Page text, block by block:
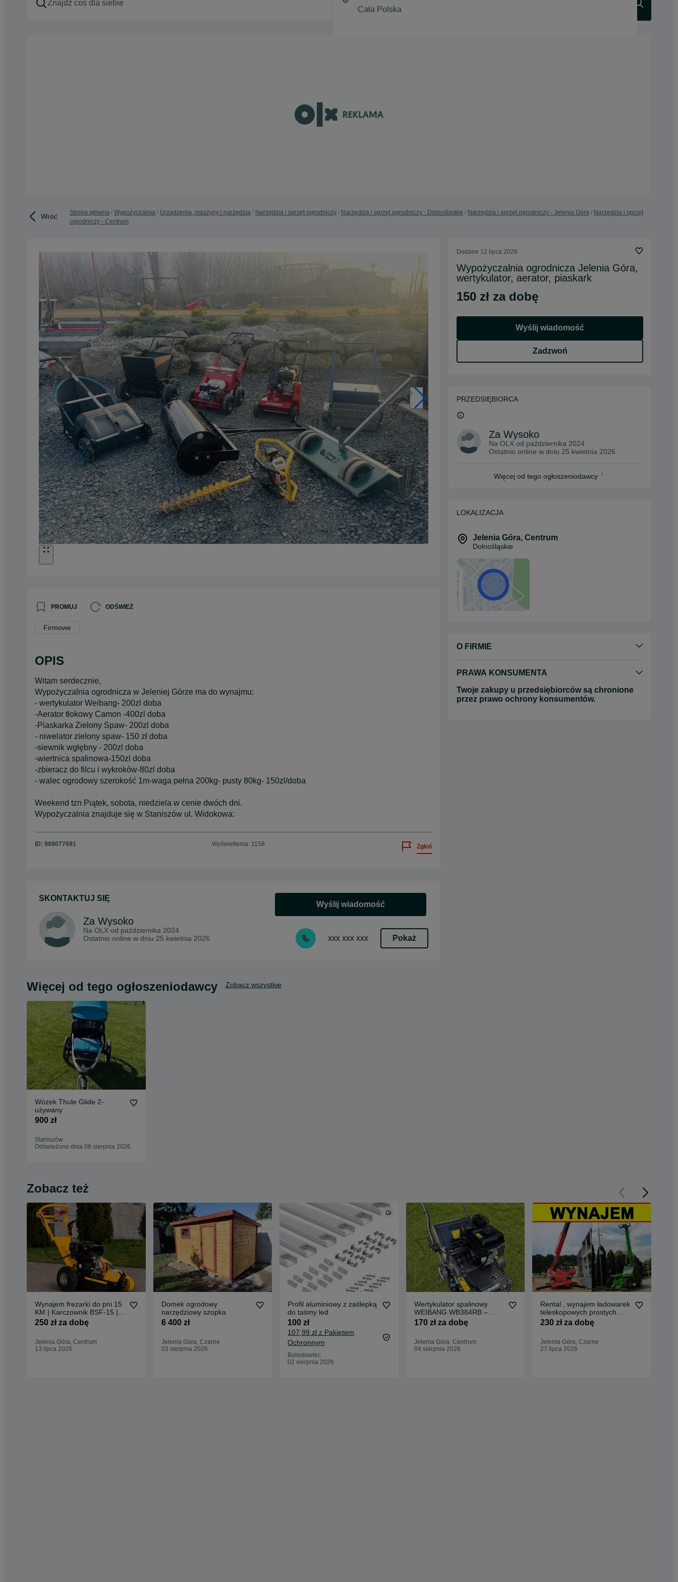
Wróć Strona główna Wypożyczalnia Urządzenia, maszyny i narzędzia Narzędzia i sprzęt ogrodniczy Narzędzia i sprzęt ogrodniczy - Dolnośląskie Narzędzia i sprzęt ogrodniczy - Jelenia Góra
Narzędzia i sprzęt
ogrodniczy - Centrum
PROMUJ ODŚWIEŻ
Firmowe
OPIS
Witam serdecznie,
Wypożyczalnia ogrodnicza w Jeleniej Górze ma do wynajmu:
- wertykulator Weibang- 200zl doba
-Aerator tłokowy Camon -400zl doba
-Piaskarka Zielony Spaw- 200zl doba
- niwelator zielony spaw- 150 zł doba
-siewnik wgłębny - 200zl doba
-wiertnica spalinowa-150zl doba
-zbieracz do filcu i wykroków-80zl doba
- walec ogrodowy szerokość 1m-waga pełna 200kg- pusty 80kg- 150zl/doba
Weekend tzn Piątek, sobota, niedziela w cenie dwóch dni.
Wypożyczalnia znajduje się w Staniszów ul. Widokowa:
ID: 989077691 Wyświetlenia: 1158 Zgłoś
SKONTAKTUJ SIĘ
Za Wysoko
Na OLX od października 2024
Ostatnio online w dniu 25 kwietnia 2026
Wyślij wiadomość
xxx xxx xxx Pokaż
Dodane 12 lipca 2026
Wypożyczalnia ogrodnicza Jelenia Góra,
wertykulator, aerator, piaskark
150 zł za dobę
Wyślij wiadomość
Zadzwoń
PRZEDSIĘBIORCA
Za Wysoko
Na OLX od października 2024
Ostatnio online w dniu 25 kwietnia 2026
Więcej od tego ogłoszeniodawcy
LOKALIZACJA
Jelenia Góra, Centrum
Dolnośląskie
O FIRMIE
PRAWA KONSUMENTA
Twoje zakupy u przedsiębiorców są chronione
przez prawo ochrony konsumentów.
Więcej od tego ogłoszeniodawcy Zobacz wszystkie
Wózek Thule Glide 2-
używany
900 zł
Staniszów
Odświeżono dnia 08 sierpnia 2026
Zobacz też
Wynajem frezarki do pni 15
KM | Karczownik BSF-15 |
Usuwanie pni
250 zł za dobę
Jelenia Góra, Centrum
13 lipca 2026
Domek ogrodowy
narzędziowy szopka
6 400 zł
Jelenia Góra, Czarne
03 sierpnia 2026
Profil aluminiowy z zaślepką
do taśmy led
100 zł
107,99 zł z Pakietem
Ochronnym
Bolesławiec
02 sierpnia 2026
Wertykulator spalinowy
WEIBANG WB384RB –
wynajem + dowóz | aeracja
170 zł za dobę
Jelenia Góra, Centrum
04 sierpnia 2026
Rental , wynajem ładowarek
teleskopowych prostych
obrotowych CAŁY KRAJ
230 zł za dobę
Jelenia Góra, Czarne
27 lipca 2026